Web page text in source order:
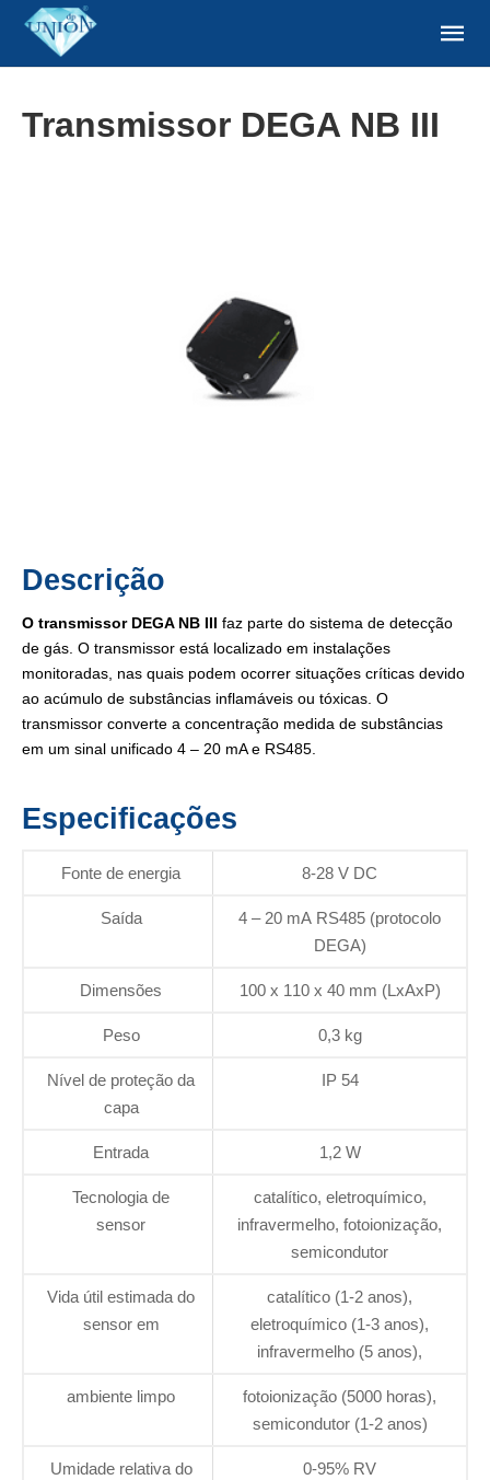
Transmissor DEGA NB III
Descrição
O transmissor DEGA NB III faz parte do sistema de detecção
de gás. O transmissor está localizado em instalações
monitoradas, nas quais podem ocorrer situações críticas devido
ao acúmulo de substâncias inflamáveis ​​ou tóxicas. O
transmissor converte a concentração medida de substâncias
em um sinal unificado 4 – 20 mA e RS485.
Especificações
Fonte de energia 8-28 V DC
Saída
4 – 20 mA RS485 (protocolo
DEGA)
Dimensões 100 x 110 x 40 mm (LxAxP)
Peso 0,3 kg
Nível de proteção da
capa
IP 54
Entrada 1,2 W
Tecnologia de
sensor
catalítico, eletroquímico,
infravermelho, fotoionização,
semicondutor
Vida útil estimada do
sensor em
catalítico (1-2 anos),
eletroquímico (1-3 anos),
infravermelho (5 anos),
ambiente limpo
fotoionização (5000 horas),
semicondutor (1-2 anos)
Umidade relativa do
0-95% RV